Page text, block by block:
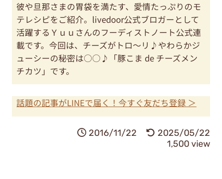
彼や旦那さまの胃袋を満たす、愛情たっぷりのモ
テレシピをご紹介。livedoor公式ブロガーとして
活躍するＹｕｕさんのフーディストノート公式連
載です。今回は、チーズがトロ〜リ♪やわらかジ
ューシーの秘密は○○♪「豚こま de チーズメン
チカツ」です。
話題の記事がLINEで届く！今すぐ友だち登録 ＞
2016/11/22
2025/05/22
1,500 view